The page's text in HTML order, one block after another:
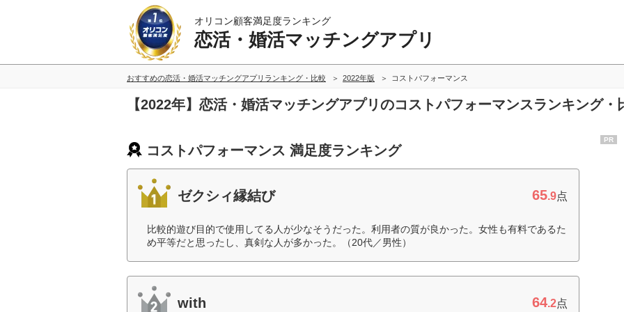
オリコン顧客満足度ランキング
恋活・婚活マッチングアプリ
おすすめの恋活・婚活マッチングアプリランキング・比較 2022年版 コストパフォーマンス
【2022年】恋活・婚活マッチングアプリのコストパフォーマンスランキング・
コストパフォーマンス 満足度ランキング
ゼクシィ縁結び 65.9点
比較的遊び目的で使用してる人が少なそうだった。利用者の質が良かった。女性も有料であるた
め平等だと思ったし、真剣な人が多かった。（20代／男性）
with 64.2点
PR